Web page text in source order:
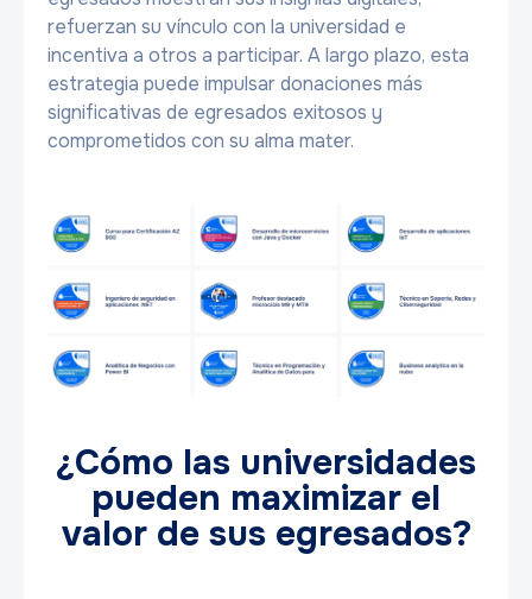
refuerzan su vínculo con la universidad e
incentiva a otros a participar. A largo plazo, esta
estrategia puede impulsar donaciones más
significativas de egresados exitosos y
comprometidos con su alma mater.
¿Cómo las universidades
pueden maximizar el
valor de sus egresados?